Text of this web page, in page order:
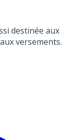
destinée aux
versements.